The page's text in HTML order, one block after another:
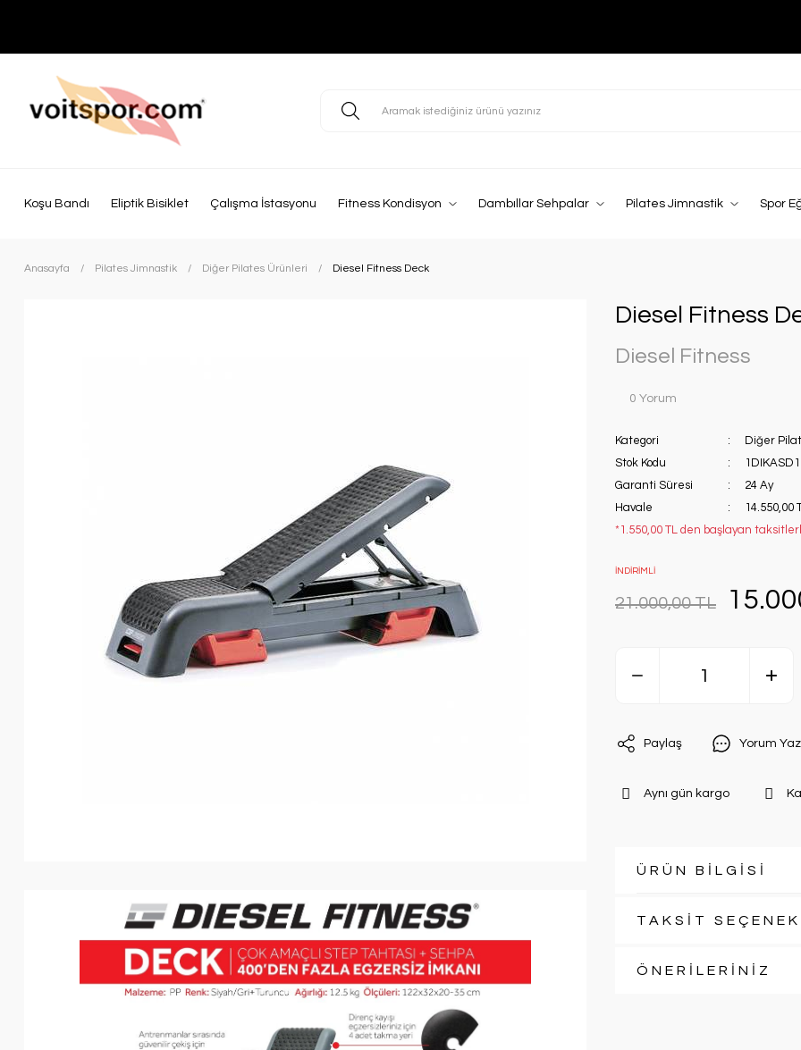
Koşu Bandı Eliptik Bisiklet Çalışma İstasyonu Fitness Kondisyon Dambıllar Sehpalar Pilates Jimnastik Spor
Anasayfa Pilates Jimnastik Diğer Pilates Ürünleri Diesel Fitness Deck
Diesel Fitness
Diesel Fitness
0 Yorum
Kategori
Diğer
Stok Kodu
Garanti Süresi
24 Ay
Havale
14.550,00
*1.550,00 TL den başlayan
İNDİRİMLİ
21.000,00 TL
Paylaş Yorum Yaz
Aynı gün kargo
ÜRÜN BİLGİSİ
TAKSİT
ÖNERİLERİNİZ